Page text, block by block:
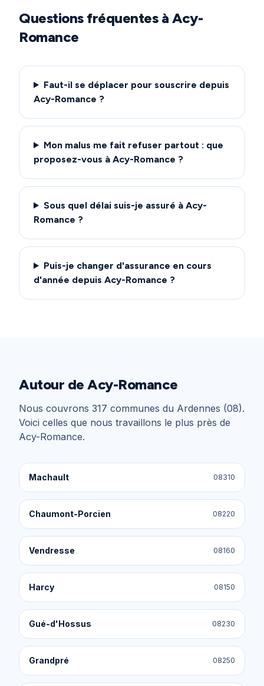
Questions fréquentes à Acy-
Romance
Faut-il se déplacer pour souscrire depuis
Acy-Romance ?
Mon malus me fait refuser partout : que
proposez-vous à Acy-Romance ?
Sous quel délai suis-je assuré à Acy-
Romance ?
Puis-je changer d'assurance en cours
d'année depuis Acy-Romance ?
Autour deAcy-Romance
Nous couvrons 317 communes du Ardennes (08).
Voici celles que nous travaillons le plus près de
Acy-Romance.
Machault 08310
Chaumont-Porcien 08220
Vendresse 08160
Harcy 08150
Gué-d'Hossus 08230
Grandpré 08250